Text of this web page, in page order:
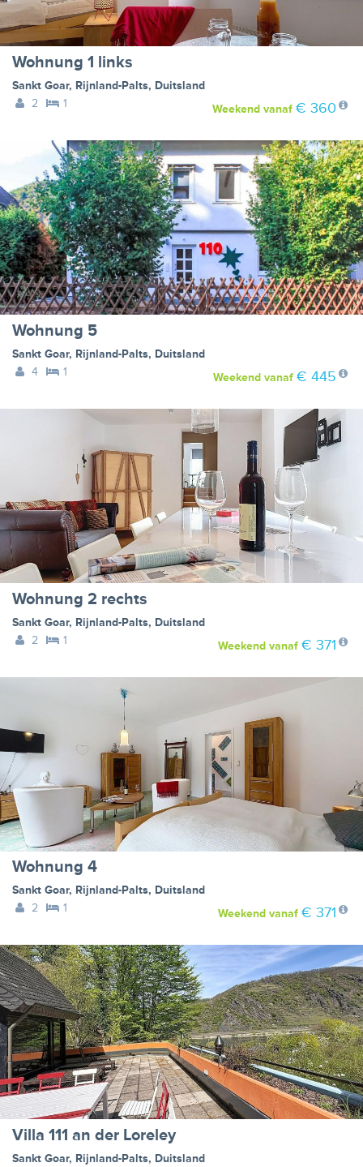
Wohnung 1 links
Sankt Goar, Rijnland-Palts, Duitsland
2
1 Weekendvanaf € 360
Wohnung 5
Sankt Goar, Rijnland-Palts, Duitsland
4
1 Weekendvanaf € 445
Wohnung 2 rechts
Sankt Goar, Rijnland-Palts, Duitsland
2
1 Weekendvanaf € 371
Wohnung 4
Sankt Goar, Rijnland-Palts, Duitsland
2
1 Weekendvanaf € 371
Villa 111 an der Loreley
Sankt Goar, Rijnland-Palts, Duitsland